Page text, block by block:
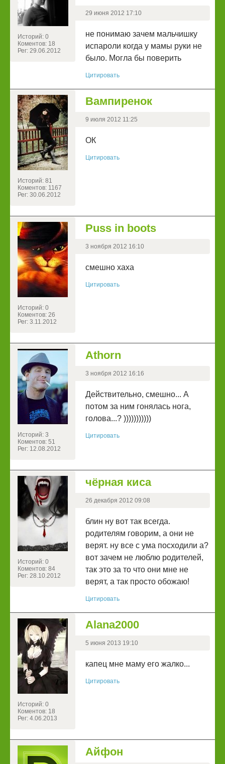
Историй: 0
Коментов: 18
Рег: 29.06.2012
29 июня 2012 17:10
не понимаю зачем мальчишку
испароли когда у мамы руки не
было. Могла бы поверить
Цитировать
Историй: 81
Коментов: 1167
Рег: 30.06.2012
Вампиренок
9 июля 2012 11:25
ОК
Цитировать
Историй: 0
Коментов: 26
Рег: 3.11.2012
Puss in boots
3 ноября 2012 16:10
смешно хаха
Цитировать
Историй: 3
Коментов: 51
Рег: 12.08.2012
Athorn
3 ноября 2012 16:16
Действительно, смешно... А
потом за ним гонялась нога,
голова...? )))))))))))
Цитировать
Историй: 0
Коментов: 84
Рег: 28.10.2012
чёрная киса
26 декабря 2012 09:08
блин ну вот так всегда.
родителям говорим, а они не
верят. ну все с ума посходили а?
вот зачем не люблю родителей,
так это за то что они мне не
верят, а так просто обожаю!
Цитировать
Историй: 0
Коментов: 18
Рег: 4.06.2013
Alana2000
5 июня 2013 19:10
капец мне маму его жалко...
Цитировать
Айфон